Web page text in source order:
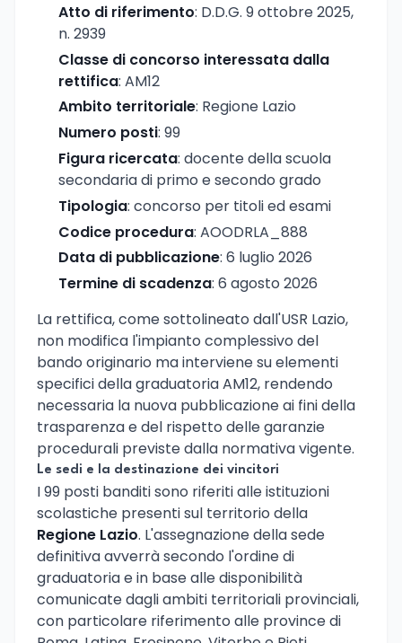
Atto di riferimento: D.D.G. 9 ottobre 2025,
n. 2939
Classe di concorso interessata dalla
rettifica: AM12
Ambito territoriale: Regione Lazio
Numero posti: 99
Figura ricercata: docente della scuola
secondaria di primo e secondo grado
Tipologia: concorso per titoli ed esami
Codice procedura: AOODRLA_888
Data di pubblicazione: 6 luglio 2026
Termine di scadenza: 6 agosto 2026
La rettifica, come sottolineato dall'USR Lazio,
non modifica l'impianto complessivo del
bando originario ma interviene su elementi
specifici della graduatoria AM12, rendendo
necessaria la nuova pubblicazione ai fini della
trasparenza e del rispetto delle garanzie
procedurali previste dalla normativa vigente.
Le sedi e la destinazione dei vincitori
I 99 posti banditi sono riferiti alle istituzioni
scolastiche presenti sul territorio della
Regione Lazio. L'assegnazione della sede
definitiva avverrà secondo l'ordine di
graduatoria e in base alle disponibilità
comunicate dagli ambiti territoriali provinciali,
con particolare riferimento alle province di